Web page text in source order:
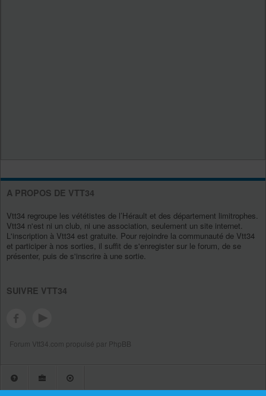
A PROPOS DE VTT34
Vtt34 regroupe les vététistes de l’Hérault et des département limitrophes.
Vtt34 n'est ni un club, ni une association, seulement un site internet.
L'inscription à Vtt34 est gratuite. Pour rejoindre la communauté de Vtt34
et participer à nos sorties, il suffit de s'enregister sur le forum, de se
présenter, puis de s'inscrire à une sortie.
SUIVRE VTT34
Forum Vtt34.com propulsé par PhpBB